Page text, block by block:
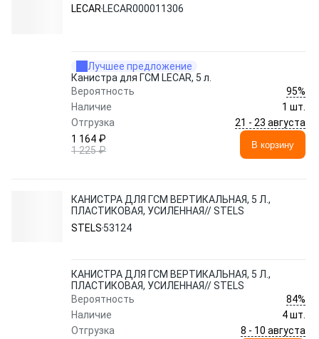
LECAR LECAR000011306
Лучшее предложение
Канистра для ГСМ LECAR, 5 л.
Вероятность
95%
Наличие
1 шт.
Отгрузка
21 - 23 августа
1 164 ₽
1 225 ₽
В корзину
КАНИСТРА ДЛЯ ГСМ ВЕРТИКАЛЬНАЯ, 5 Л.,
ПЛАСТИКОВАЯ, УСИЛЕННАЯ// STELS
STELS 53124
КАНИСТРА ДЛЯ ГСМ ВЕРТИКАЛЬНАЯ, 5 Л.,
ПЛАСТИКОВАЯ, УСИЛЕННАЯ// STELS
Вероятность
84%
Наличие
4 шт.
Отгрузка
8 - 10 августа